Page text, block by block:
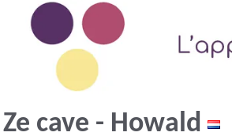
Ze cave - Howald